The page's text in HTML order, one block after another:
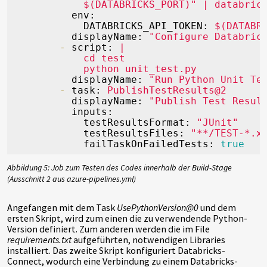
env:
DATABRICKS_API_TOKEN:
displayName:
"Configure
-
script:
|
            cd test
displayName:
"Run Python Unit
-
task:
PublishTestResults@2
displayName:
"Publish Test
inputs:
testResultsFormat:
"JUnit"
testResultsFiles:
"**/TEST-
failTaskOnFailedTests:
true
Abbildung 5: Job zum Testen des Codes innerhalb der Build-Stage
(Ausschnitt 2 aus azure-pipelines.yml)
Angefangen mit dem Task UsePythonVersion@0und dem
ersten Skript, wird zum einen die zu verwendende Python-
Version definiert. Zum anderen werden die im File
requirements.txtaufgeführten, notwendigen Libraries
installiert. Das zweite Skript konfiguriert Databricks-
Connect, wodurch eine Verbindung zu einem Databricks-